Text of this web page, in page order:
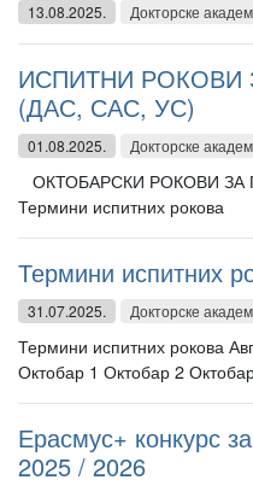
13.08.2025. Докторске
ИСПИТНИ
(ДАС, САС, УС)
01.08.2025. Докторске
ОКТОБАРСКИ РОКОВИ
Термини испитних рокова
Термини испитних
31.07.2025. Докторске
Термини испитних рокова
Октобар 1 Октобар 2
Ерасмус+ конкурс
2025 / 2026